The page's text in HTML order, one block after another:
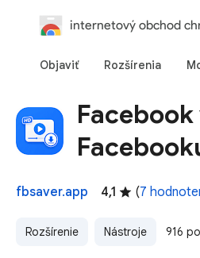
internetový obchod
Objaviť Rozšírenia
fbsaver.app 4,1 (7
Rozšírenie Nástroje 916